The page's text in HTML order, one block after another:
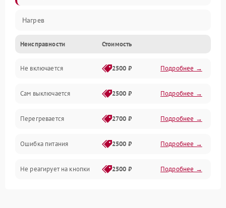
Нагрев
Неисправности Стоимость
Не включается 2500 ₽ Подробнее →
Сам выключается 2500 ₽ Подробнее →
Перегревается 2700 ₽ Подробнее →
Ошибка питания 2500 ₽ Подробнее →
Не реагирует на кнопки 2500 ₽ Подробнее →